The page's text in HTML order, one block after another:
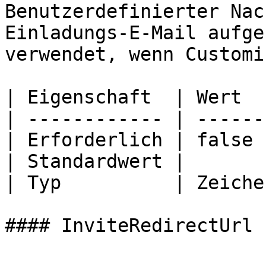
Benutzerdefinierter
Einladungs-E-Mail
verwendet, wenn
| Eigenschaft  |
| ------------ |
| Erforderlich |
| Standardwert |
| Typ          |
#### InviteRedirectUrl